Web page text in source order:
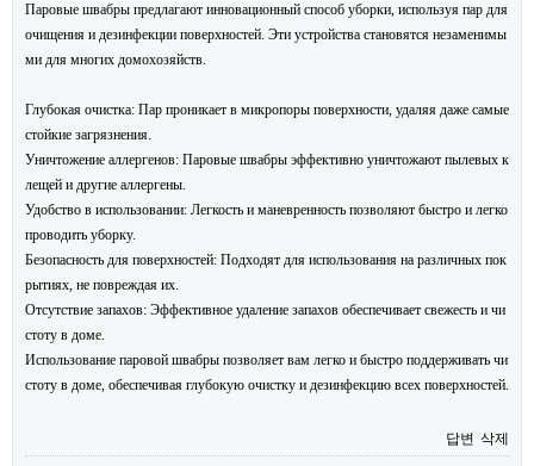
Паровые швабры предлагают инновационный способ уборки, используя пар для
очищения и дезинфекции поверхностей. Эти устройства становятся незаменимы
ми для многих домохозяйств.
Глубокая очистка: Пар проникает в микропоры поверхности, удаляя даже самые
стойкие загрязнения.
Уничтожение аллергенов: Паровые швабры эффективно уничтожают пылевых к
лещей и другие аллергены.
Удобство в использовании: Легкость и маневренность позволяют быстро и легко
проводить уборку.
Безопасность для поверхностей: Подходят для использования на различных пок
рытиях, не повреждая их.
Отсутствие запахов: Эффективное удаление запахов обеспечивает свежесть и чи
стоту в доме.
Использование паровой швабры позволяет вам легко и быстро поддерживать чи
стоту в доме, обеспечивая глубокую очистку и дезинфекцию всех поверхностей.
답변 삭제